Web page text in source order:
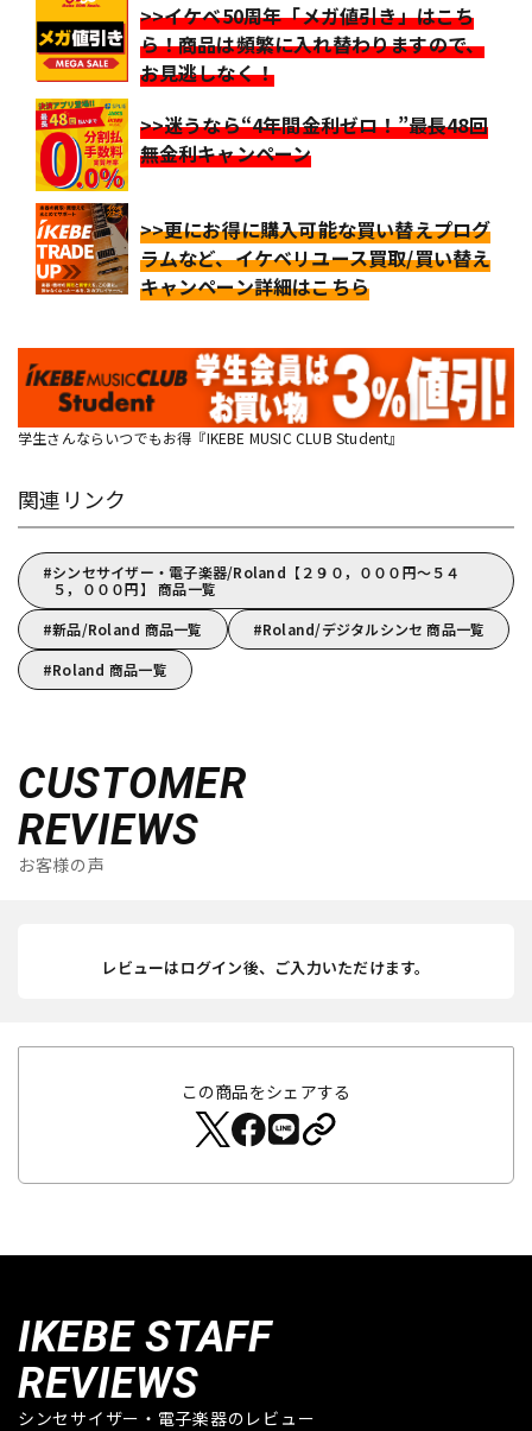
>>イケベ50周年「メガ値引き」はこち
ら！商品は頻繁に入れ替わりますので、
お見逃しなく！
>>迷うなら“4年間金利ゼロ！”最長48回
無金利キャンペーン
>>更にお得に購入可能な買い替えプログ
ラムなど、イケベリユース買取/買い替え
キャンペーン詳細はこちら
学生さんならいつでもお得『IKEBE MUSIC CLUB Student』
関連リンク
シンセサイザー・電子楽器/Roland【２９０，０００円～５４
５，０００円】 商品一覧
新品/Roland 商品一覧
Roland/デジタルシンセ 商品一覧
Roland 商品一覧
CUSTOMER
REVIEWS
お客様の声
レビューはログイン後、ご入力いただけます。
この商品をシェアする
IKEBE STAFF
REVIEWS
シンセサイザー・電子楽器のレビュー